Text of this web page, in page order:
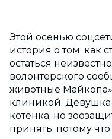
Этой осенью
история о том, как
остаться
волонтерского
животные
клиникой.
котенка, но
принять, потому